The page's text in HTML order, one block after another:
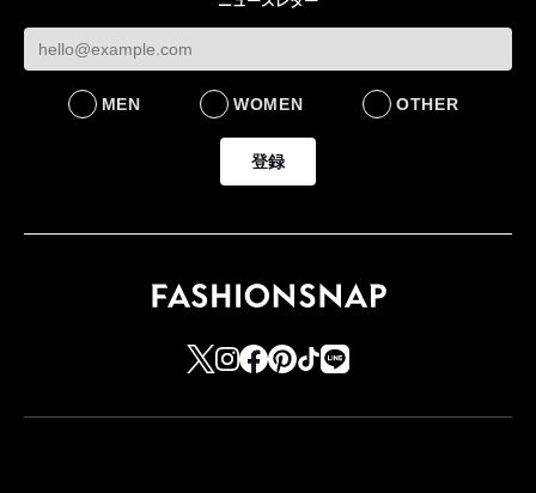
MEN WOMEN OTHER
登録